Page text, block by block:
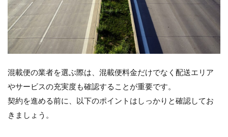
混載便の業者を選ぶ際は、混載便料金だけでなく配送エリア
やサービスの充実度も確認することが重要です。
契約を進める前に、以下のポイントはしっかりと確認してお
きましょう。